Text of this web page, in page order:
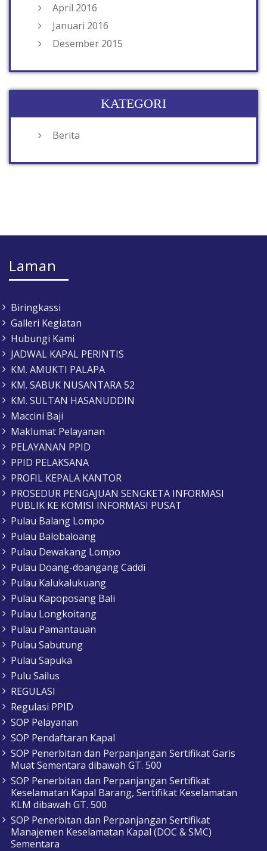
April 2016
Januari 2016
Desember 2015
KATEGORI
Berita
Laman
Biringkassi
Galleri Kegiatan
Hubungi Kami
JADWAL KAPAL PERINTIS
KM. AMUKTI PALAPA
KM. SABUK NUSANTARA 52
KM. SULTAN HASANUDDIN
Maccini Baji
Maklumat Pelayanan
PELAYANAN PPID
PPID PELAKSANA
PROFIL KEPALA KANTOR
PROSEDUR PENGAJUAN SENGKETA INFORMASI
PUBLIK KE KOMISI INFORMASI PUSAT
Pulau Balang Lompo
Pulau Balobaloang
Pulau Dewakang Lompo
Pulau Doang-doangang Caddi
Pulau Kalukalukuang
Pulau Kapoposang Bali
Pulau Longkoitang
Pulau Pamantauan
Pulau Sabutung
Pulau Sapuka
Pulu Sailus
REGULASI
Regulasi PPID
SOP Pelayanan
SOP Pendaftaran Kapal
SOP Penerbitan dan Perpanjangan Sertifikat Garis
Muat Sementara dibawah GT. 500
SOP Penerbitan dan Perpanjangan Sertifikat
Keselamatan Kapal Barang, Sertifikat Keselamatan
KLM dibawah GT. 500
SOP Penerbitan dan Perpanjangan Sertifikat
Manajemen Keselamatan Kapal (DOC & SMC)
Sementara